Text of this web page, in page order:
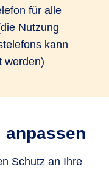
für alle
Nutzung
kann
werden)
Schutz an Ihre